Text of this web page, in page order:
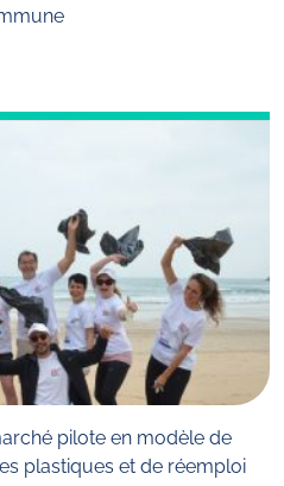
pilote en modèle de
plastiques et de réemploi